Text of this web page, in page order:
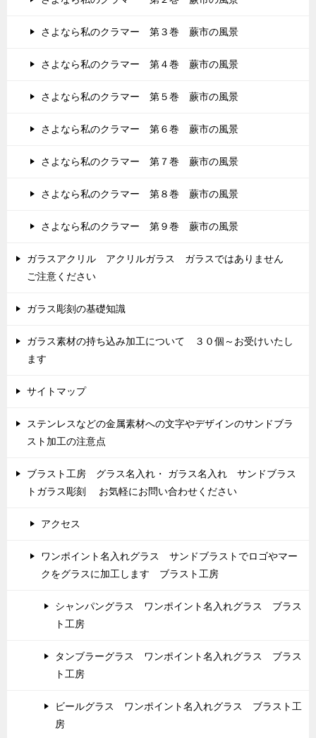
さよなら私のクラマー 第３巻 蕨市の風景
さよなら私のクラマー 第４巻 蕨市の風景
さよなら私のクラマー 第５巻 蕨市の風景
さよなら私のクラマー 第６巻 蕨市の風景
さよなら私のクラマー 第７巻 蕨市の風景
さよなら私のクラマー 第８巻 蕨市の風景
さよなら私のクラマー 第９巻 蕨市の風景
ガラスアクリル アクリルガラス ガラスではありません
ご注意ください
ガラス彫刻の基礎知識
ガラス素材の持ち込み加工について ３０個～お受けいたし
ます
サイトマップ
ステンレスなどの金属素材への文字やデザインのサンドブラ
スト加工の注意点
ブラスト工房 グラス名入れ・ ガラス名入れ サンドブラス
トガラス彫刻 お気軽にお問い合わせください
アクセス
ワンポイント名入れグラス サンドブラストでロゴやマー
クをグラスに加工します ブラスト工房
シャンパングラス ワンポイント名入れグラス ブラス
ト工房
タンブラーグラス ワンポイント名入れグラス ブラス
ト工房
ビールグラス ワンポイント名入れグラス ブラスト工
房